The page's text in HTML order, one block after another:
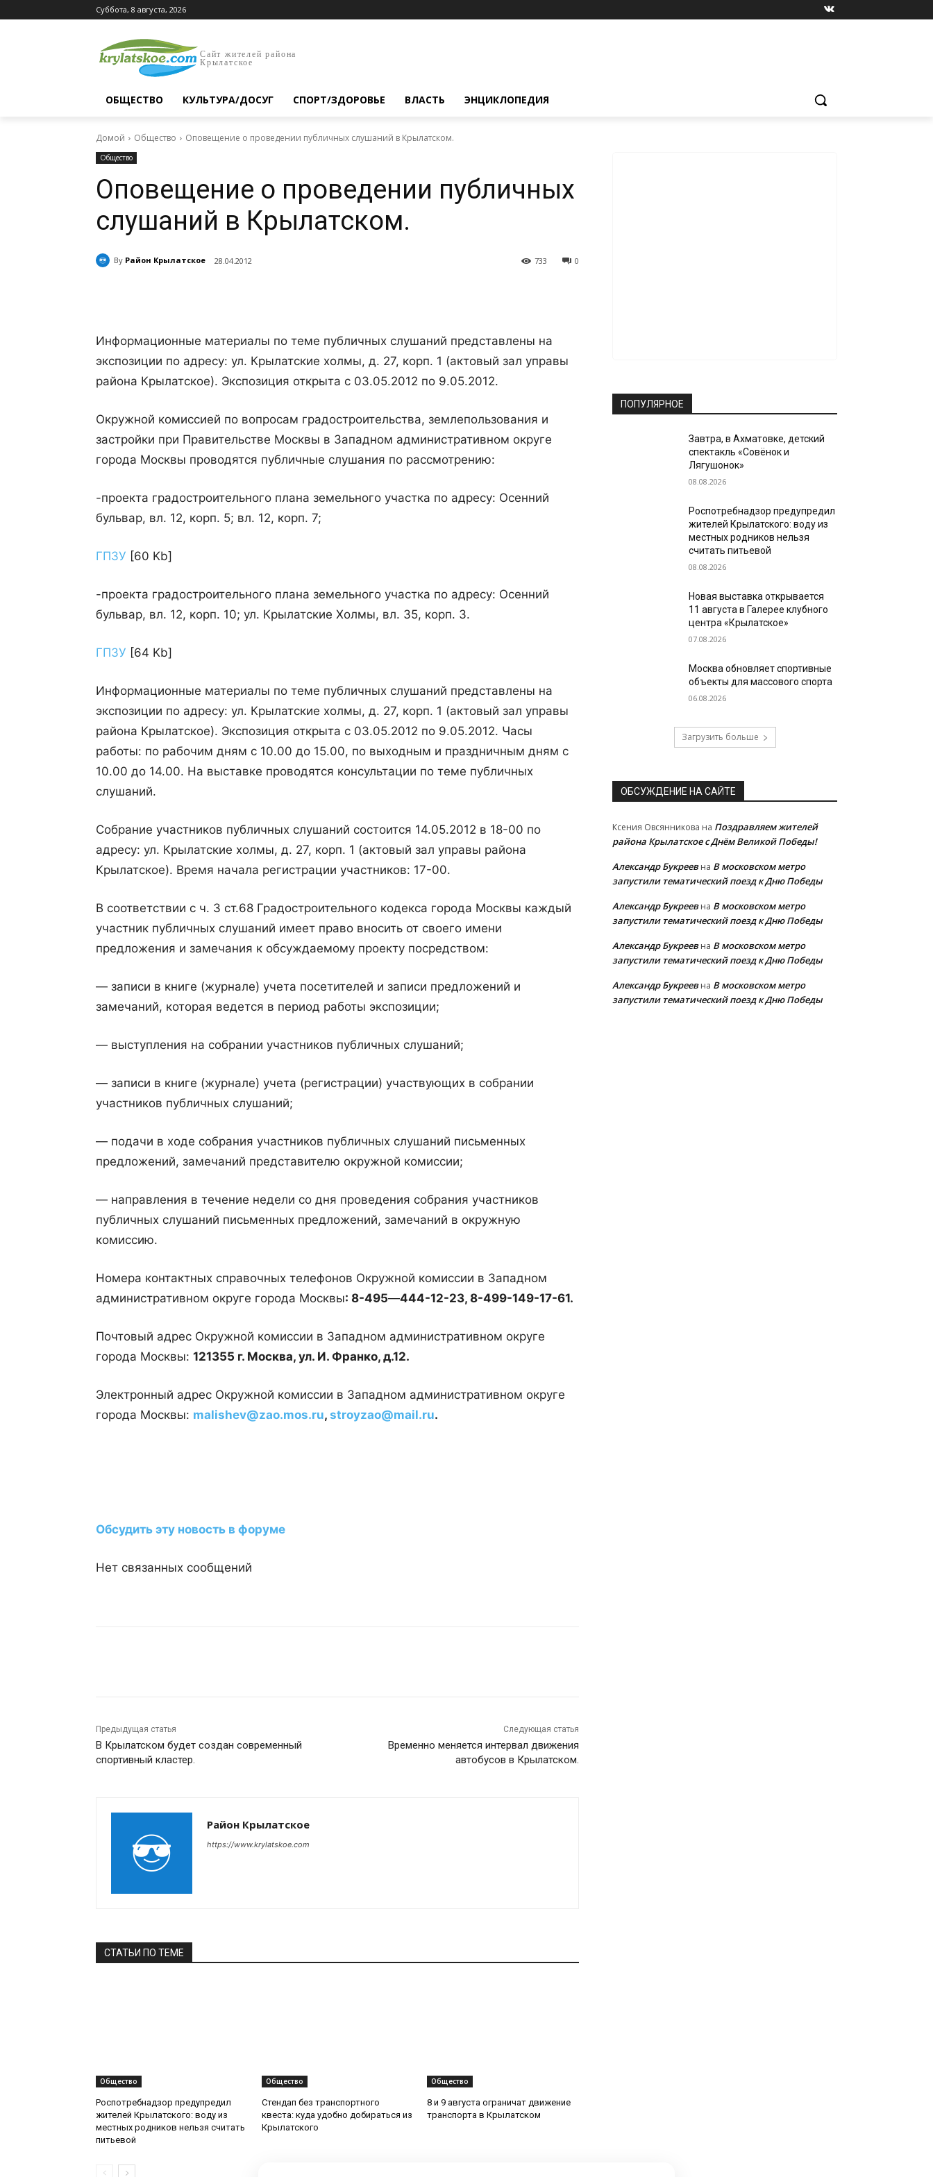
Суббота, 8 августа, 2026
Сайт жителей района
Крылатское
ОБЩЕСТВО КУЛЬТУРА/ДОСУГ СПОРТ/ЗДОРОВЬЕ ВЛАСТЬ ЭНЦИКЛОПЕДИЯ
Домой Общество Оповещение о проведении публичных слушаний в Крылатском.
Общество
Оповещение о проведении публичных
слушаний в Крылатском.
By Район Крылатское 28.04.2012 0
733
Информационные материалы по теме публичных слушаний представлены на
экспозиции по адресу: ул. Крылатские холмы, д. 27, корп. 1 (актовый зал управы
района Крылатское). Экспозиция открыта с 03.05.2012 по 9.05.2012.
Окружной комиссией по вопросам градостроительства, землепользования и
застройки при Правительстве Москвы в Западном административном округе
города Москвы проводятся публичные слушания по рассмотрению:
-проекта градостроительного плана земельного участка по адресу: Осенний
бульвар, вл. 12, корп. 5; вл. 12, корп. 7;
ГПЗУ [60 Kb]
-проекта градостроительного плана земельного участка по адресу: Осенний
бульвар, вл. 12, корп. 10; ул. Крылатские Холмы, вл. 35, корп. 3.
ГПЗУ [64 Kb]
Информационные материалы по теме публичных слушаний представлены на
экспозиции по адресу: ул. Крылатские холмы, д. 27, корп. 1 (актовый зал управы
района Крылатское). Экспозиция открыта с 03.05.2012 по 9.05.2012. Часы
работы: по рабочим дням с 10.00 до 15.00, по выходным и праздничным дням с
10.00 до 14.00. На выставке проводятся консультации по теме публичных
слушаний.
Собрание участников публичных слушаний состоится 14.05.2012 в 18-00 по
адресу: ул. Крылатские холмы, д. 27, корп. 1 (актовый зал управы района
Крылатское). Время начала регистрации участников: 17-00.
В соответствии с ч. 3 ст.68 Градостроительного кодекса города Москвы каждый
участник публичных слушаний имеет право вносить от своего имени
предложения и замечания к обсуждаемому проекту посредством:
— записи в книге (журнале) учета посетителей и записи предложений и
замечаний, которая ведется в период работы экспозиции;
— выступления на собрании участников публичных слушаний;
— записи в книге (журнале) учета (регистрации) участвующих в собрании
участников публичных слушаний;
— подачи в ходе собрания участников публичных слушаний письменных
предложений, замечаний представителю окружной комиссии;
— направления в течение недели со дня проведения собрания участников
публичных слушаний письменных предложений, замечаний в окружную
комиссию.
Номера контактных справочных телефонов Окружной комиссии в Западном
административном округе города Москвы: 8-495—444-12-23, 8-499-149-17-61.
Почтовый адрес Окружной комиссии в Западном административном округе
города Москвы: 121355 г. Москва, ул. И. Франко, д.12.
Электронный адрес Окружной комиссии в Западном административном округе
города Москвы: malishev@zao.mos.ru, stroyzao@mail.ru.
Обсудить эту новость в форуме
Нет связанных сообщений
Предыдущая статья
В Крылатском будет создан современный
спортивный кластер.
Следующая статья
Временно меняется интервал движения
автобусов в Крылатском.
Район Крылатское
https://www.krylatskoe.com
СТАТЬИ ПО ТЕМЕ
Общество
Роспотребнадзор предупредил
жителей Крылатского: воду из
местных родников нельзя считать
питьевой
Общество
Стендап без транспортного
квеста: куда удобно добираться из
Крылатского
Общество
8 и 9 августа ограничат движение
транспорта в Крылатском
ПОПУЛЯРНОЕ
Завтра, в Ахматовке, детский
спектакль «Совёнок и
Лягушонок»
08.08.2026
Роспотребнадзор предупредил
жителей Крылатского: воду из
местных родников нельзя
считать питьевой
08.08.2026
Новая выставка открывается
11 августа в Галерее клубного
центра «Крылатское»
07.08.2026
Москва обновляет спортивные
объекты для массового спорта
06.08.2026
Загрузить больше
ОБСУЖДЕНИЕ НА САЙТЕ
Ксения Овсянникова на Поздравляем жителей
района Крылатское с Днём Великой Победы!
Александр Букреевна В московском метро
запустили тематический поезд к Дню Победы
Александр Букреевна В московском метро
запустили тематический поезд к Дню Победы
Александр Букреевна В московском метро
запустили тематический поезд к Дню Победы
Александр Букреевна В московском метро
запустили тематический поезд к Дню Победы